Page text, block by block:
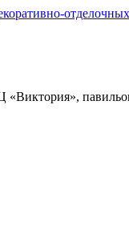
«Виктория»,